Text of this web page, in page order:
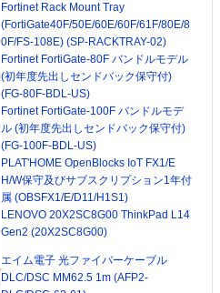
Fortinet Rack Mount Tray
(FortiGate40F/50E/60E/60F/61F/80E/8
0F/FS-108E) (SP-RACKTRAY-02)
Fortinet FortiGate-80F バンドルモデル
(初年度先出しセンドバック保守付)
(FG-80F-BDL-US)
Fortinet FortiGate-100F バンドルモデ
ル (初年度先出しセンドバック保守付)
(FG-100F-BDL-US)
PLAT'HOME OpenBlocks IoT FX1/E
H/W保守及びサブスクリプション1年付
属 (OBSFX1/E/D11/H1S1)
LENOVO 20X2SC8G00 ThinkPad L14
Gen2 (20X2SC8G00)
エイム電子 光ファイバーケーブル
DLC/DSC MM62.5 1m (AFP2-